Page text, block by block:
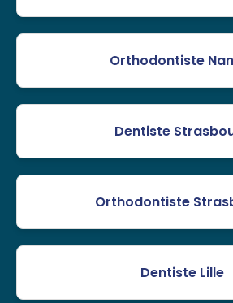
Orthodontiste
Dentiste
Orthodontiste
Dentiste Lille